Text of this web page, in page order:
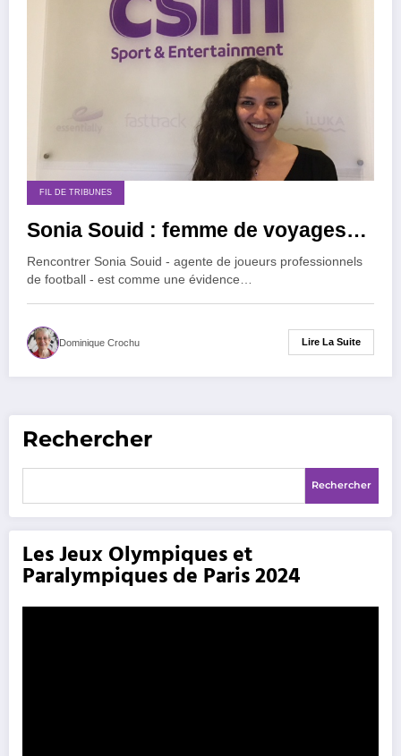
FIL DE TRIBUNES
Sonia Souid : femme de voyages…
Rencontrer Sonia Souid - agente de joueurs professionnels
de football - est comme une évidence…
Dominique Crochu Lire La Suite
Rechercher
Rechercher
Les Jeux Olympiques et
Paralympiques de Paris 2024